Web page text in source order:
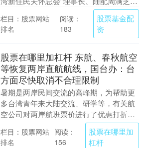
控涉所谓“接受大陆指示与资助在台发展组
织”，一审....
栏目：股票网站
排名
阅读：
183
股票基金配
资
股票在哪里加杠杆 东航、春秋航空
等恢复两岸直航航线，国台办：台
方面尽快取消不合理限制
暑期是两岸民间交流的高峰期，为帮助更
多台湾青年来大陆交流、研学等，有关航
空公司对两岸航班票价进行了优惠打折，
获得广泛好评。 在今天国台办召开的新闻
发布会上，发言....
栏目：股票网站
排名
阅读：
156
股票在哪里加
杠杆